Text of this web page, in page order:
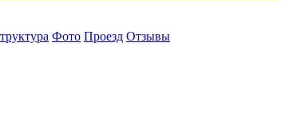
Фото Проезд Отзывы